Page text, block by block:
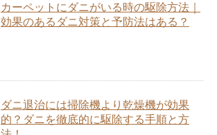
カーペットにダニがいる時の駆除方法｜
効果のあるダニ対策と予防法はある？
ダニ退治には掃除機より乾燥機が効果
的？ダニを徹底的に駆除する手順と方